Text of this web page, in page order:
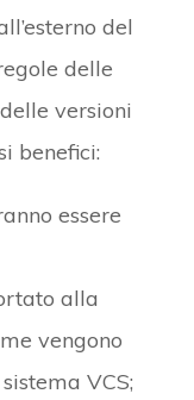
del
delle
versioni
benefici:
essere
alla
vengono
VCS;